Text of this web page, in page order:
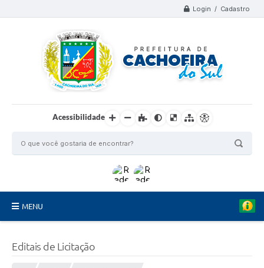
Login / Cadastro
Acessibilidade
MENU
Editais de Licitação